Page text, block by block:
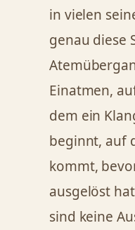
in vielen
genau diese
Einatmen,
dem ein
beginnt, auf
kommt,
ausgelöst
sind keine